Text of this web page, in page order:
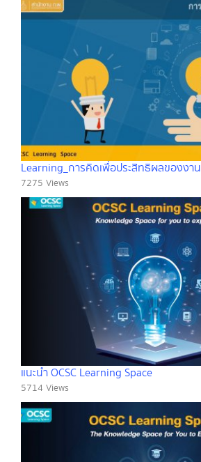
Learning_การคิดเพื่อประสิทธิผลของงาน
7275 Views
แนะนำ OCSC Learning Space
5714 Views